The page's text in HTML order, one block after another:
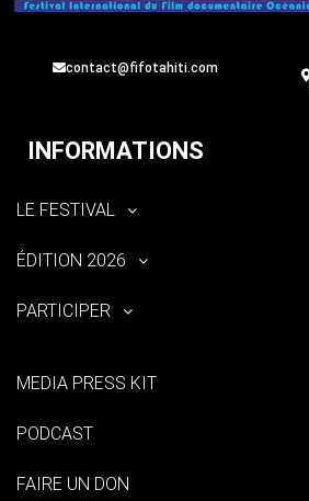
contact@fifotahiti.com
INFORMATIONS
LE FESTIVAL
ÉDITION 2026
PARTICIPER
MEDIA PRESS KIT
PODCAST
FAIRE UN DON